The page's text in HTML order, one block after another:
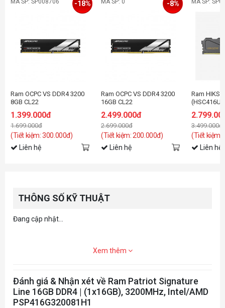
Ram OCPC VS DDR4 3200
8GB CL22
1.399.000đ
1.699.000đ
(Tiết kiệm: 300.000đ)
-18%
Liên hệ
Ram OCPC VS DDR4 3200
16GB CL22
2.499.000đ
2.699.000đ
(Tiết kiệm: 200.000đ)
-8%
Liên hệ
Ram
3.499.000đ
(Tiết kiệm:
Liên hệ
THÔNG SỐ KỸ THUẬT
Đang cập nhật...
Xem thêm
Đánh giá & Nhận xét về Ram Patriot Signature
Line 16GB DDR4 | (1x16GB), 3200MHz, Intel/AMD
PSP416G320081H1